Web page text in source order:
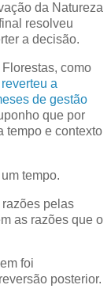
da Natureza
resolveu
a decisão.
como
reverteu a
de gestão
que por
tempo e contexto
tempo.
pelas
as razões que o
foi
posterior.